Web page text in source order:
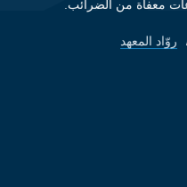
روّاد المعهد
TheThe
The Washington
The Washington Institute